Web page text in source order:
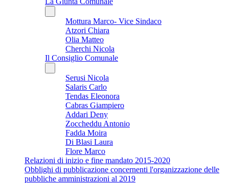
Mottura Marco- Vice Sindaco
Atzori Chiara
Olia Matteo
Cherchi Nicola
Il Consiglio Comunale
Serusi Nicola
Salaris Carlo
Tendas Eleonora
Cabras Giampiero
Addari Deny
Zoccheddu Antonio
Fadda Moira
Di Blasi Laura
Flore Marco
Relazioni di inizio e fine mandato 2015-2020
Obblighi di pubblicazione concernenti l'organizzazione delle
pubbliche amministrazioni al 2019